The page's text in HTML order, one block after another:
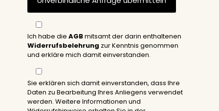
Ich habe dieAGBmitsamt der darin enthaltenen
Widerrufsbelehrung zur Kenntnis genommen
und erkläre mich damit einverstanden.
Sie erklären sich damit einverstanden, dass Ihre
Daten zu Bearbeitung Ihres Anliegens verwendet
werden. Weitere Informationen und